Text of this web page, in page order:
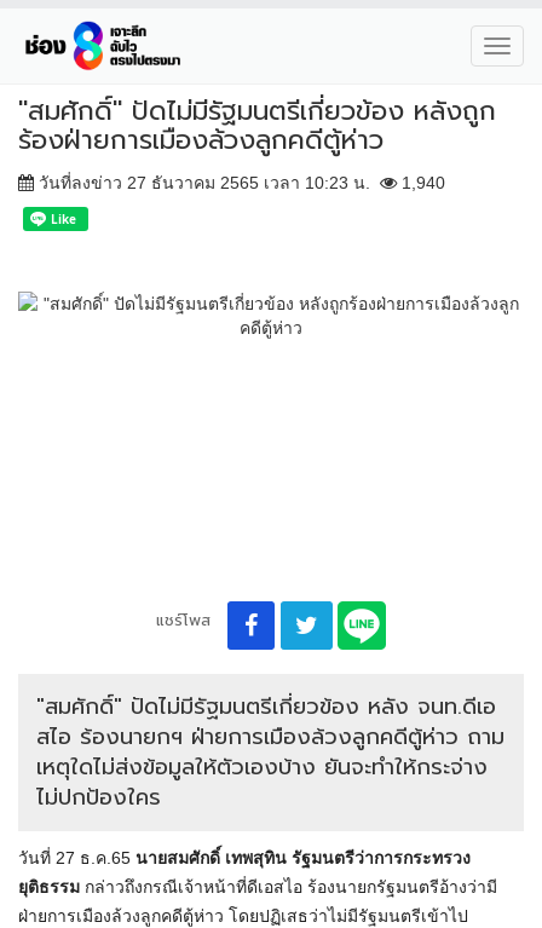
"สมศักดิ์" ปัดไม่มีรัฐมนตรีเกี่ยวข้อง หลังถูก
ร้องฝ่ายการเมืองล้วงลูกคดีตู้ห่าว
วันที่ลงข่าว 27 ธันวาคม 2565 เวลา 10:23 น. 1,940
แชร์โพส
"สมศักดิ์" ปัดไม่มีรัฐมนตรีเกี่ยวข้อง หลัง จนท.ดีเอ
สไอ ร้องนายกฯ ฝ่ายการเมืองล้วงลูกคดีตู้ห่าว ถาม
เหตุใดไม่ส่งข้อมูลให้ตัวเองบ้าง ยันจะทำให้กระจ่าง
ไม่ปกป้องใคร
วันที่ 27 ธ.ค.65 นายสมศักดิ์ เทพสุทิน รัฐมนตรีว่าการกระทรวง
ยุติธรรม กล่าวถึงกรณีเจ้าหน้าที่ดีเอสไอ ร้องนายกรัฐมนตรีอ้างว่ามี
ฝ่ายการเมืองล้วงลูกคดีตู้ห่าว โดยปฏิเสธว่าไม่มีรัฐมนตรีเข้าไป